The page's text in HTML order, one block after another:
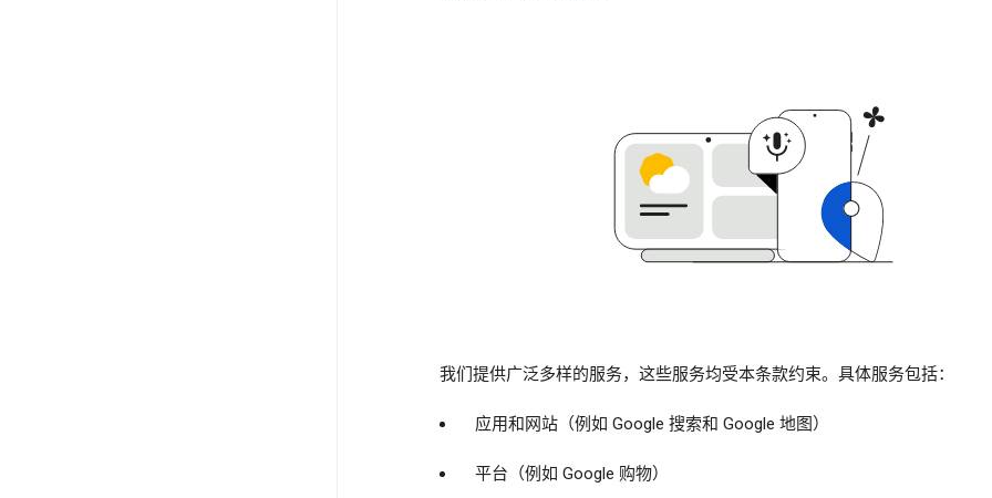
我们提供广泛多样的服务，这些服务均受本条款约束。具体服务包括：
应用和网站（例如 Google 搜索和 Google 地图）
平台（例如 Google 购物）